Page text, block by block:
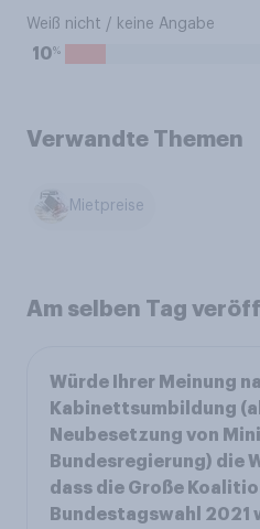
Weiß nicht / keine Angabe
10%
Verwandte Themen
Mietpreise
Am selben Tag
Würde Ihrer Meinung
Kabinettsumbildung
Neubesetzung von
Bundesregierung) die
dass die Große
Bundestagswahl